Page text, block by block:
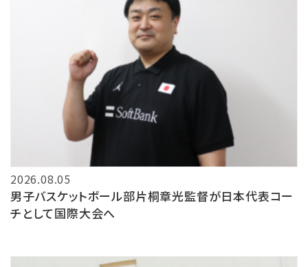
2026.08.05
男子バスケットボール部片桐章光監督が日本代表コー
チとして国際大会へ